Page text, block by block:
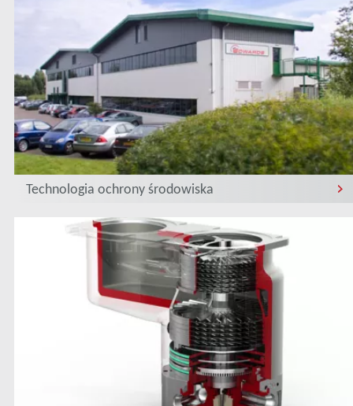
Technologia ochrony środowiska